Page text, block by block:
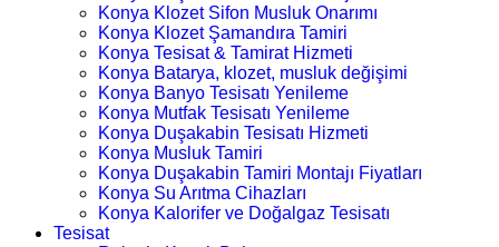
Konya Klozet Sifon Musluk Onarımı
Konya Klozet Şamandıra Tamiri
Konya Tesisat & Tamirat Hizmeti
Konya Batarya, klozet, musluk değişimi
Konya Banyo Tesisatı Yenileme
Konya Mutfak Tesisatı Yenileme
Konya Duşakabin Tesisatı Hizmeti
Konya Musluk Tamiri
Konya Duşakabin Tamiri Montajı Fiyatları
Konya Su Arıtma Cihazları
Konya Kalorifer ve Doğalgaz Tesisatı
Tesisat